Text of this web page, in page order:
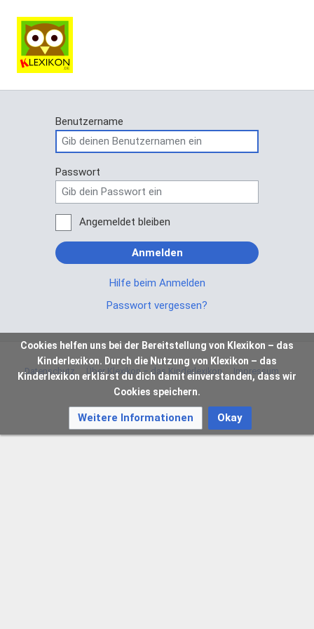
Benutzername
Passwort
Angemeldet bleiben
Anmelden
Hilfe beim Anmelden
Passwort vergessen?
Datenschutz Über Klexikon – das Kinderlexikon Impressum
Cookies helfen uns bei der Bereitstellung von Klexikon – das
Kinderlexikon. Durch die Nutzung von Klexikon – das
Kinderlexikon erklärst du dich damit einverstanden, dass wir
Cookies speichern.
Weitere Informationen Okay